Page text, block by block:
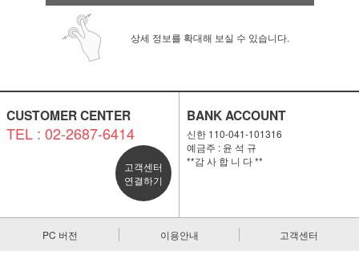
상세 정보를 확대해 보실 수 있습니다.
CUSTOMER CENTER
TEL : 02-2687-6414
고객센터
연결하기
BANK ACCOUNT
신한 110-041-101316
예금주 : 윤 석 규
**감 사 합 니 다 **
PC 버전 이용안내 고객센터